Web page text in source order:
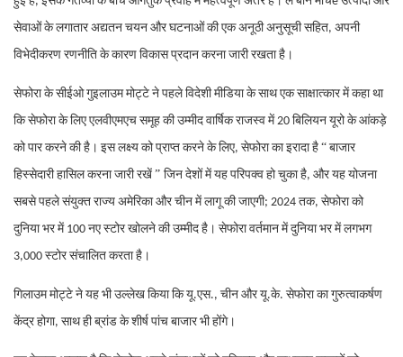
सेवाओं के लगातार अद्यतन चयन और घटनाओं की एक अनूठी अनुसूची सहित, अपनी
विभेदीकरण रणनीति के कारण विकास प्रदान करना जारी रखता है।
सेफोरा के सीईओ गुइलाउम मोट्टे ने पहले विदेशी मीडिया के साथ एक साक्षात्कार में कहा था
कि सेफोरा के लिए एलवीएमएच समूह की उम्मीद वार्षिक राजस्व में 20 बिलियन यूरो के आंकड़े
को पार करने की है। इस लक्ष्य को प्राप्त करने के लिए, सेफोरा का इरादा है “ बाजार
हिस्सेदारी हासिल करना जारी रखें ” जिन देशों में यह परिपक्व हो चुका है, और यह योजना
सबसे पहले संयुक्त राज्य अमेरिका और चीन में लागू की जाएगी; 2024 तक, सेफोरा को
दुनिया भर में 100 नए स्टोर खोलने की उम्मीद है। सेफोरा वर्तमान में दुनिया भर में लगभग
3,000 स्टोर संचालित करता है।
गिलाउम मोट्टे ने यह भी उल्लेख किया कि यू.एस., चीन और यू.के. सेफोरा का गुरुत्वाकर्षण
केंद्र होगा, साथ ही ब्रांड के शीर्ष पांच बाजार भी होंगे।